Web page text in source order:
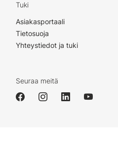
Tuki
Asiakasportaali
Tietosuoja
Yhteystiedot ja tuki
Seuraa meitä